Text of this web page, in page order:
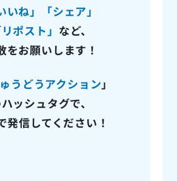
いね」
「シェア」
リポスト」 など、
をお願いします！
うどうアクション」
ッシュタグで、
発信してください！